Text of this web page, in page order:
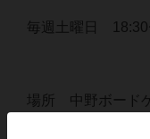
毎週土曜日 18:30
場所 中野ボード